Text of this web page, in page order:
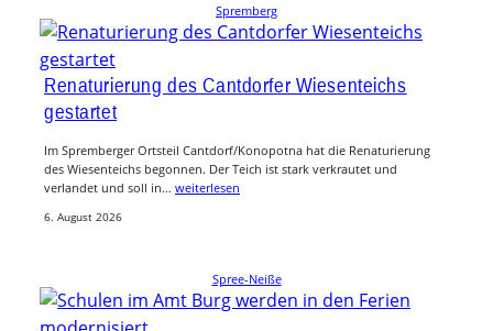
Spremberg
Renaturierung des Cantdorfer Wiesenteichs
gestartet
Im Spremberger Ortsteil Cantdorf/Konopotna hat die Renaturierung
des Wiesenteichs begonnen. Der Teich ist stark verkrautet und
verlandet und soll in… weiterlesen
6. August 2026
Spree-Neiße